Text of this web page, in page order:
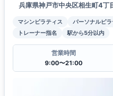
兵庫県神戸市中央区相生町4
マシンピラティス パーソナルピラ
トレーナー指名
駅から5分以内
営業時間
9:00〜21:00